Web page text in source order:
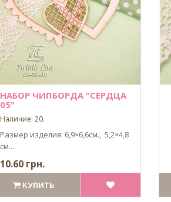
НАБОР ЧИПБОРДА "СЕРДЦА
05"
Наличие: 20.
Размер изделия: 6,9×6,6см., 5,2×4,8
см...
10.60 грн.
КУПИТЬ